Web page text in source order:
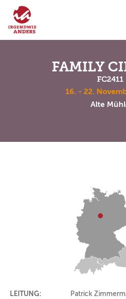
NAVIGATION ÜBERSPRINGEN
ÜBER UNS
AKADEMIE
FAMILY
FC2411
16. - 22.
Alte
LEITUNG:
Patrick